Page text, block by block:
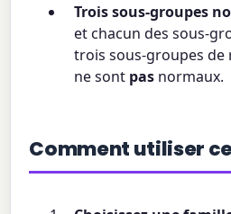
Trois sous-groupes
et chacun des sous-
trois sous-groupes
ne sont pas normaux.
Comment utiliser